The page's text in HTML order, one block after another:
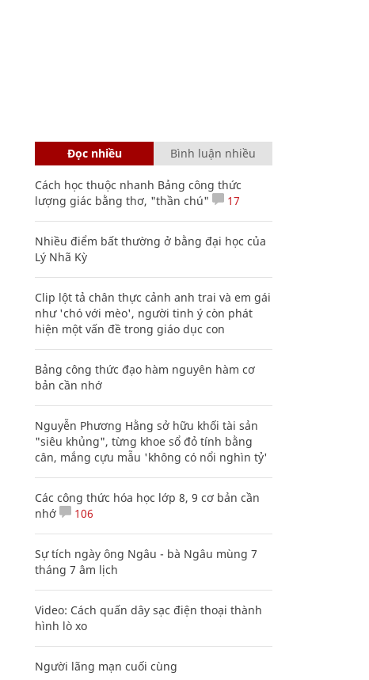
Đọc nhiều Bình luận nhiều
Cách học thuộc nhanh Bảng công thức
lượng giác bằng thơ, "thần chú"
17
Nhiều điểm bất thường ở bằng đại học của
Lý Nhã Kỳ
Clip lột tả chân thực cảnh anh trai và em gái
như 'chó với mèo', người tinh ý còn phát
hiện một vấn đề trong giáo dục con
Bảng công thức đạo hàm nguyên hàm cơ
bản cần nhớ
Nguyễn Phương Hằng sở hữu khối tài sản
"siêu khủng", từng khoe sổ đỏ tính bằng
cân, mắng cựu mẫu 'không có nổi nghìn tỷ'
Các công thức hóa học lớp 8, 9 cơ bản cần
nhớ
106
Sự tích ngày ông Ngâu - bà Ngâu mùng 7
tháng 7 âm lịch
Video: Cách quấn dây sạc điện thoại thành
hình lò xo
Người lãng mạn cuối cùng